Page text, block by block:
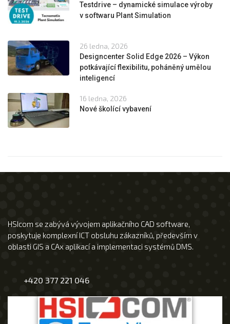
Testdrive – dynamické simulace výroby
v softwaru Plant Simulation
26 ledna, 2026
Designcenter Solid Edge 2026 – Výkon
potkávající flexibilitu, poháněný umělou
inteligencí
16 ledna, 2026
Nové školící vybavení
HSIcom se zabývá vývojem aplikačního CAD software,
poskytuje komplexní ICT obsluhu zákazníků, především v
oblasti GIS a CAx aplikací a implementaci systémů DMS.
+420 377 221 046